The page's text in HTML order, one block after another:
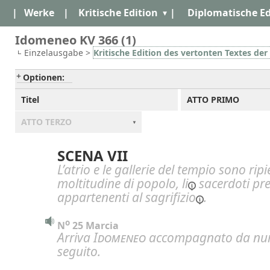
| Werke | Kritische Edition | Diplomatische
Idomeneo KV 366 (1)
Einzelausgabe > Kritische Edition des vertonten Textes
Optionen:
Titel
ATTO PRIMO
ATTO TERZO
SCENA VII
L’atrio e le gallerie del tempio sono
moltitudine di popolo, li
sacerdoti
appartenenti alsagrifizio .
No 25 Marcia
ArrivaIdomeneo accompagnato da
seguito.